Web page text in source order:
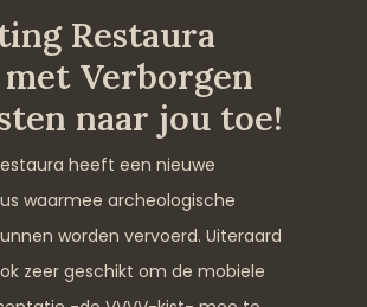
Restaura
Verborgen
naar jou toe!
heeft een nieuwe
waarmee archeologische
worden vervoerd. Uiteraard
zeer geschikt om de mobiele